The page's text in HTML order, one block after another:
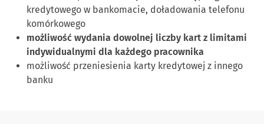
kredytowego w bankomacie, doładowania telefonu
komórkowego
możliwość wydania dowolnej liczby kart z limitami
indywidualnymi dla każdego pracownika
możliwość przeniesienia karty kredytowej z innego
banku